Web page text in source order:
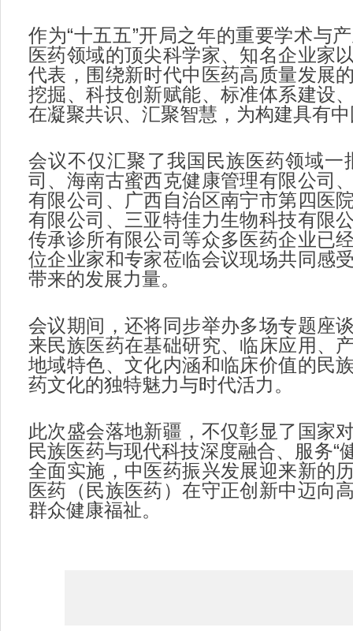
作为“十五五”开局之年的重要学术与
医药领域的顶尖科学家、知名企业家
代表，围绕新时代中医药高质量发展
挖掘、科技创新赋能、标准体系建设
在凝聚共识、汇聚智慧，为构建具有
会议不仅汇聚了我国民族医药领域
司、海南古蜜西克健康管理有限公司
有限公司、广西自治区南宁市第四医
有限公司、三亚特佳力生物科技有限
传承诊所有限公司等众多医药企业已
位企业家和专家莅临会议现场共同感
带来的发展力量。
会议期间，还将同步举办多场专题座
来民族医药在基础研究、临床应用、
地域特色、文化内涵和临床价值的民
药文化的独特魅力与时代活力。
此次盛会落地新疆，不仅彰显了国家
民族医药与现代科技深度融合、服务“
全面实施，中医药振兴发展迎来新的
医药（民族医药）在守正创新中迈向
群众健康福祉。